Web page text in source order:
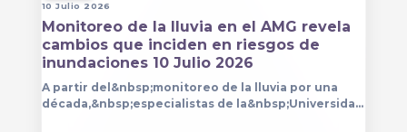
10 Julio 2026
Monitoreo de la lluvia en el AMG revela
cambios que inciden en riesgos de
inundaciones 10 Julio 2026
A partir del&nbsp;monitoreo de la lluvia por una
década,&nbsp;especialistas de la&nbsp;Universidad